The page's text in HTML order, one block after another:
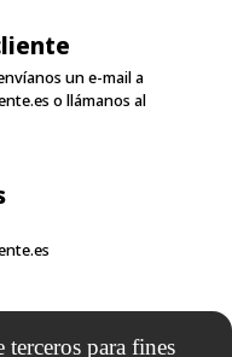
un e-mail a
o llámanos al
para fines